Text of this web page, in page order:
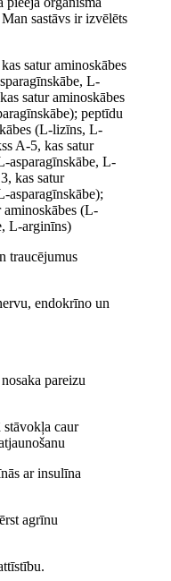
sastāvs ir izvēlēts
satur aminoskābes
L-
satur aminoskābes
peptīdu
(L-lizīns, L-
A-5, kas satur
asparagīnskābe, L-
kas satur
asparagīnskābe);
aminoskābes (L-
L-arginīns)
traucējumus
endokrīno un
pareizu
stāvokļa caur
ar insulīna
agrīnu